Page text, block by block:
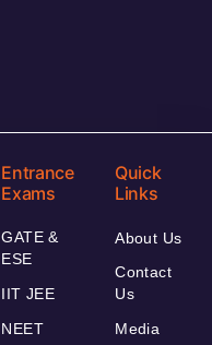
Entrance
Exams
GATE &
ESE
IIT JEE
NEET
Quick
Links
About Us
Contact
Us
Media